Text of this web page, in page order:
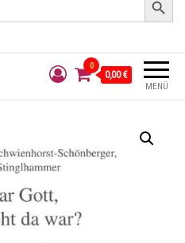
MENÜ
0
0,00 €